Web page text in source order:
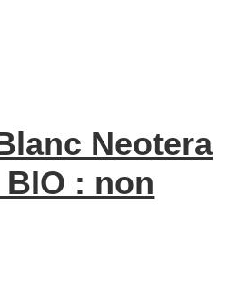
Neotera
: non